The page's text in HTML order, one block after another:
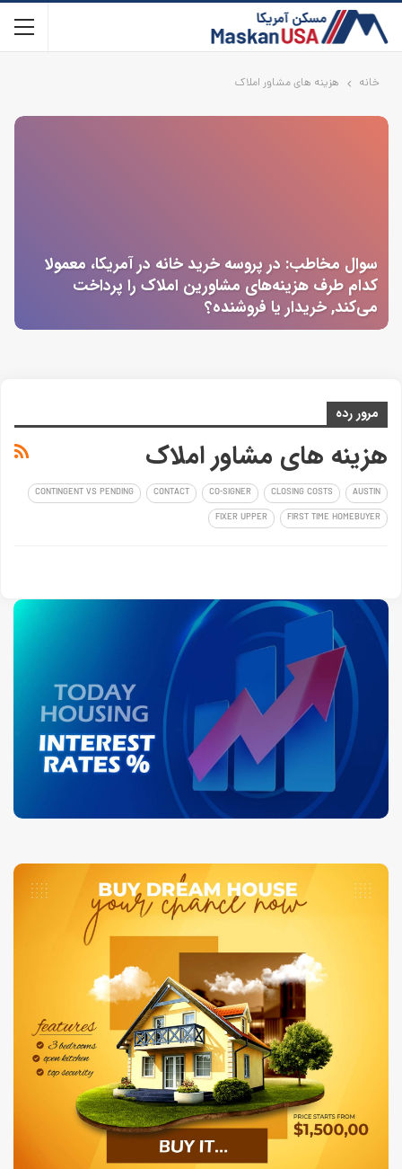
خانه هزینه های مشاور املاک
سوال مخاطب: در پروسه خرید خانه در آمریکا، معمولا
کدام طرف هزینه‌های مشاورین املاک را پرداخت
می‌کند, خریدار یا فروشنده؟
مرور رده
هزینه های مشاور املاک
AUSTIN
CLOSING COSTS
CO-SIGNER
CONTACT
CONTINGENT VS PENDING
FIRST TIME HOMEBUYER
FIXER UPPER